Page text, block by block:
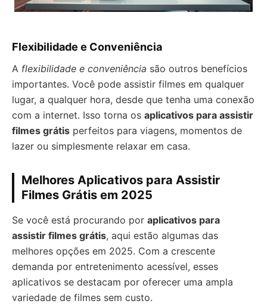
Flexibilidade e Conveniência
A flexibilidade e conveniência são outros benefícios
importantes. Você pode assistir filmes em qualquer
lugar, a qualquer hora, desde que tenha uma conexão
com a internet. Isso torna os aplicativos para assistir
filmes grátis perfeitos para viagens, momentos de
lazer ou simplesmente relaxar em casa.
Melhores Aplicativos para Assistir
Filmes Grátis em 2025
Se você está procurando por aplicativos para
assistir filmes grátis, aqui estão algumas das
melhores opções em 2025. Com a crescente
demanda por entretenimento acessível, esses
aplicativos se destacam por oferecer uma ampla
variedade de filmes sem custo.